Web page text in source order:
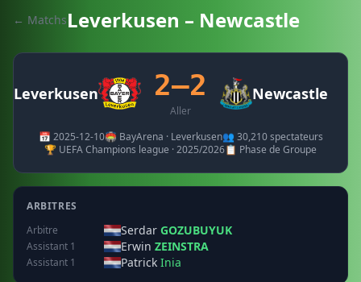
← MatchsLeverkusen – Newcastle
Leverkusen 2–2
Aller
Newcastle
📅 2025-12-10🏟️ BayArena · Leverkusen👥 30,210 spectateurs
🏆 UEFA Champions league · 2025/2026📋 Phase de Groupe
ARBITRES
Arbitre
Serdar GOZUBUYUK
Assistant 1 Erwin ZEINSTRA
Assistant 1 Patrick Inia